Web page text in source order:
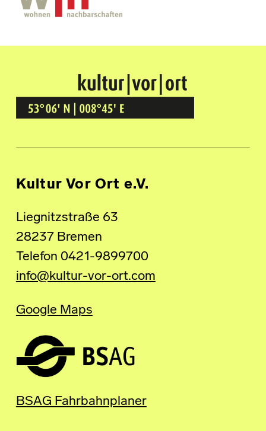
Kultur Vor Ort
BREMEN GRÖPELINGEN
Kultur Vor Ort e.V.
Liegnitzstraße 63
28237 Bremen
Telefon 0421-9899700
info@kultur-vor-ort.com
Google Maps
BSAG Fahrbahnplaner